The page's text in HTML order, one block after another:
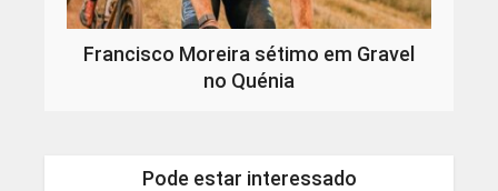
Francisco Moreira sétimo em Gravel
no Quénia
Pode estar interessado